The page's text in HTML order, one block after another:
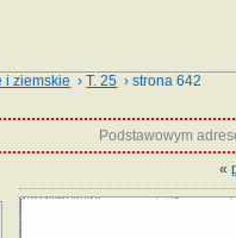
i ziemskie ›T. 25 › strona 642
Podstawowym
«